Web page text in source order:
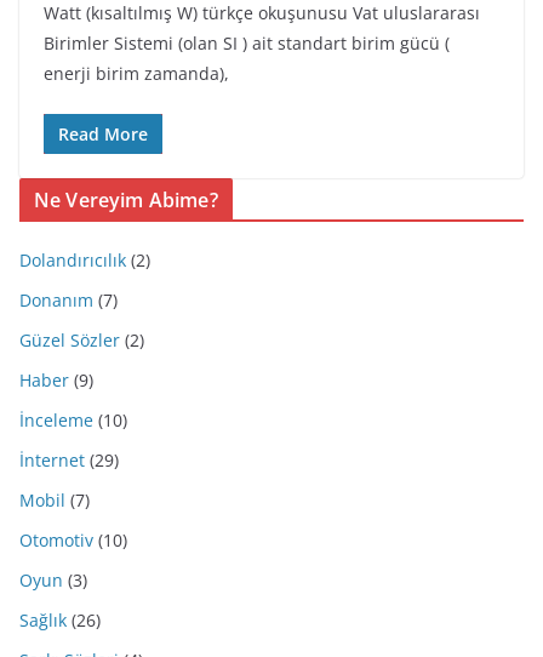
Watt (kısaltılmış W) türkçe okuşunusu Vat uluslararası
Birimler Sistemi (olan SI ) ait standart birim gücü (
enerji birim zamanda),
Read More
Ne Vereyim Abime?
Dolandırıcılık (2)
Donanım (7)
Güzel Sözler (2)
Haber (9)
İnceleme (10)
İnternet (29)
Mobil (7)
Otomotiv (10)
Oyun (3)
Sağlık (26)